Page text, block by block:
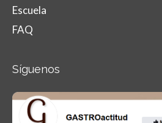
Escuela
FAQ
Síguenos